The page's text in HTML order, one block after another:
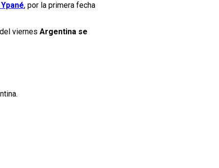
, por la primera fecha
viernes Argentina se